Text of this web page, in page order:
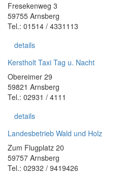
Fresekenweg 3
59755 Arnsberg
Tel.: 01514 / 4331113
details
Kerstholt Taxi Tag u. Nacht
Obereimer 29
59821 Arnsberg
Tel.: 02931 / 4111
details
Landesbetrieb Wald und Holz
Zum Flugplatz 20
59757 Arnsberg
Tel.: 02932 / 9419426